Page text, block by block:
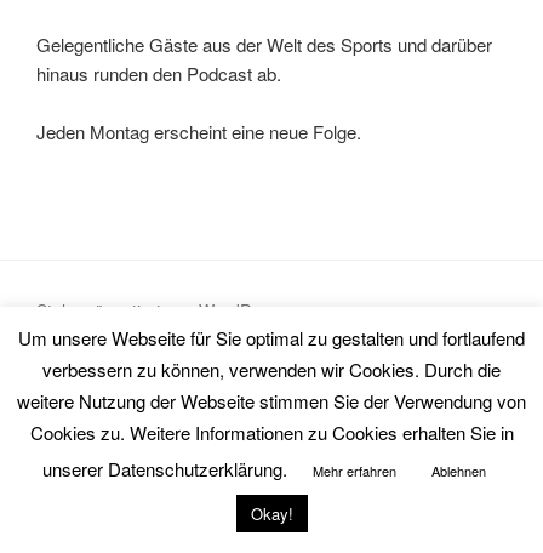
Gelegentliche Gäste aus der Welt des Sports und darüber
hinaus runden den Podcast ab.
Jeden Montag erscheint eine neue Folge.
Stolz präsentiert von WordPress
Um unsere Webseite für Sie optimal zu gestalten und fortlaufend
verbessern zu können, verwenden wir Cookies. Durch die
weitere Nutzung der Webseite stimmen Sie der Verwendung von
Cookies zu. Weitere Informationen zu Cookies erhalten Sie in
unserer Datenschutzerklärung.
Mehr erfahren Ablehnen
Okay!